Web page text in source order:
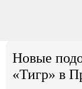
Новые
«Тигр» в